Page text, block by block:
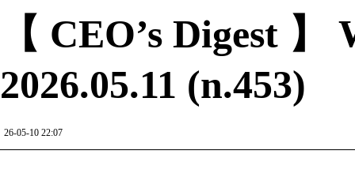
【 CEO’s Digest
2026.05.11 (n.453)
26-05-10 22:07